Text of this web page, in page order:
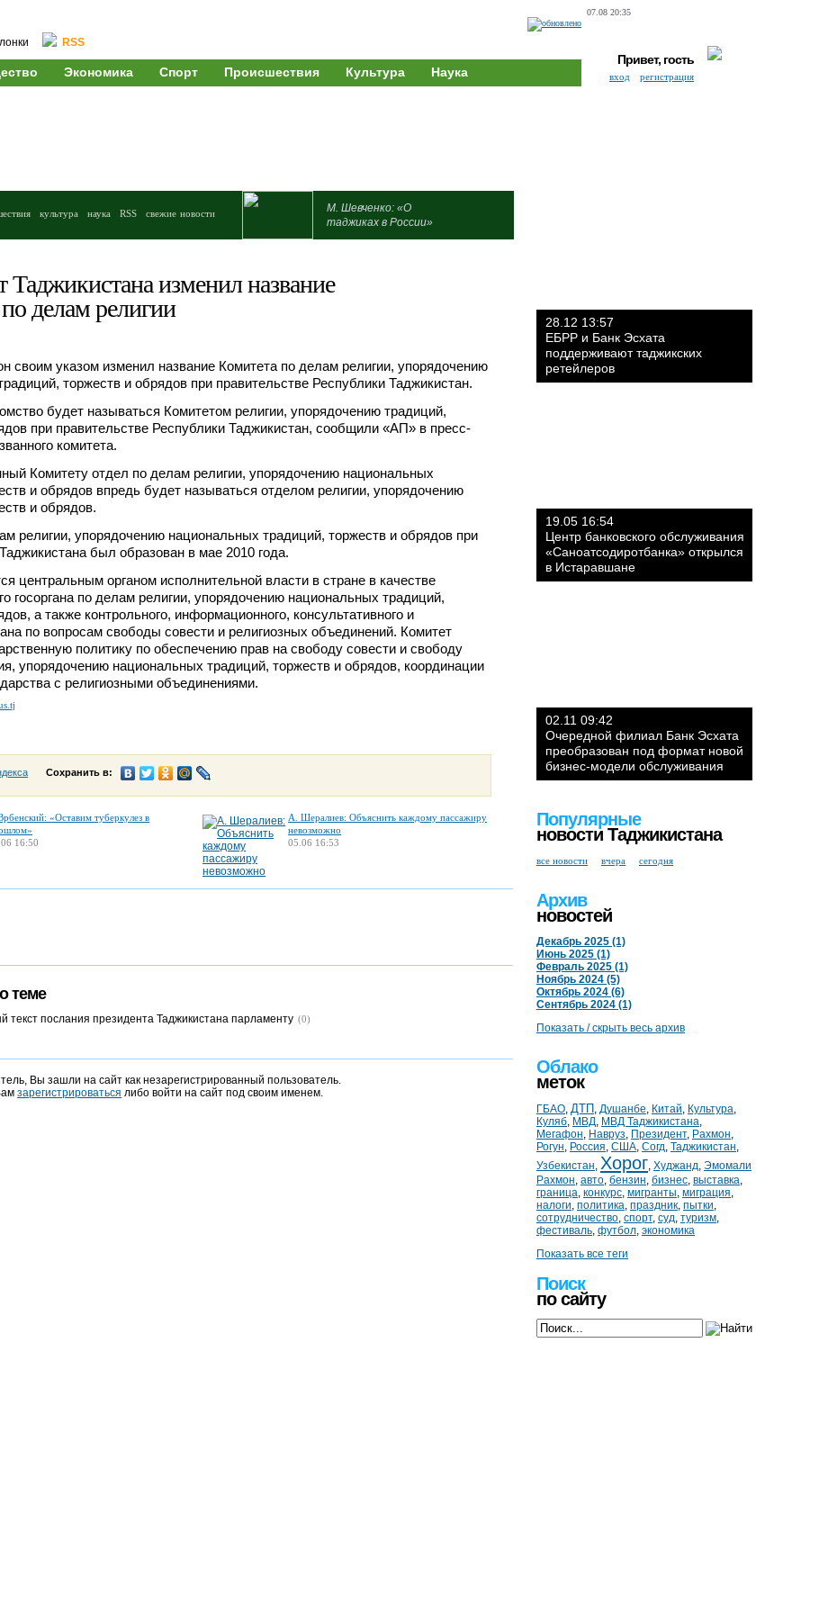
07.08 20:35
RSS
Экономика Спорт Происшествия Культура Наука
Привет, гость
вход регистрация
культура наука RSS свежие новости
М. Шевченко: «О
таджиках в России»
Таджикистана изменил название
делам религии
своим указом изменил название Комитета по делам религии, упорядочению
торжеств и обрядов при правительстве Республики Таджикистан.
будет называться Комитетом религии, упорядочению традиций,
при правительстве Республики Таджикистан, сообщили «АП» в пресс-
комитета.
Комитету отдел по делам религии, упорядочению национальных
и обрядов впредь будет называться отделом религии, упорядочению
и обрядов.
религии, упорядочению национальных традиций, торжеств и обрядов при
был образован в мае 2010 года.
центральным органом исполнительной власти в стране в качестве
госоргана по делам религии, упорядочению национальных традиций,
а также контрольного, информационного, консультативного и
по вопросам свободы совести и религиозных объединений. Комитет
политику по обеспечению прав на свободу совести и свободу
упорядочению национальных традиций, торжеств и обрядов, координации
с религиозными объединениями.
Сохранить в:
«Оставим туберкулез в
16:50
А. Шералиев: Объяснить каждому пассажиру
невозможно
05.06 16:53
теме
текст послания президента Таджикистана парламенту (0)
Вы зашли на сайт как незарегистрированный пользователь.
зарегистрироваться либо войти на сайт под своим именем.
28.12 13:57
ЕБРР и Банк Эсхата
поддерживают таджикских
ретейлеров
19.05 16:54
Центр банковского обслуживания
«Саноатсодиротбанка» открылся
в Истаравшане
02.11 09:42
Очередной филиал Банк Эсхата
преобразован под формат новой
бизнес-модели обслуживания
Популярные
новости Таджикистана
все новости вчера сегодня
Архив
новостей
Декабрь 2025 (1)
Июнь 2025 (1)
Февраль 2025 (1)
Ноябрь 2024 (5)
Октябрь 2024 (6)
Сентябрь 2024 (1)
Показать / скрыть весь архив
Облако
меток
ГБАО, ДТП , Душанбе, Китай, Культура,
Куляб, МВД, МВД Таджикистана,
Мегафон, Навруз, Президент, Рахмон,
Рогун, Россия, США, Согд, Таджикистан,
Узбекистан, Хорог, Худжанд, Эмомали
Рахмон, авто, бензин, бизнес, выставка,
граница, конкурс, мигранты, миграция,
налоги, политика, праздник, пытки,
сотрудничество, спорт, суд, туризм,
фестиваль, футбол, экономика
Показать все теги
Поиск
по сайту